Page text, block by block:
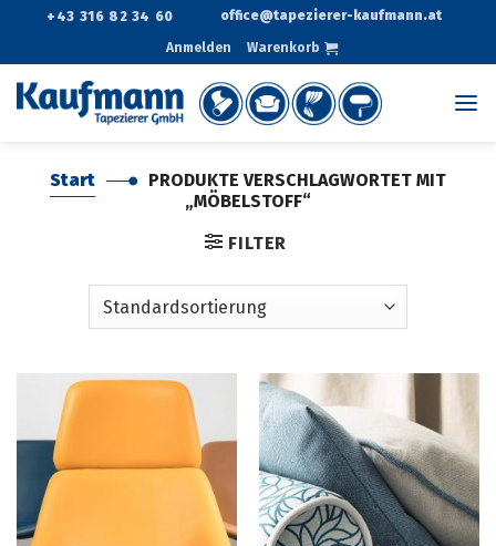
springen
+43 316 82 34 60 office@tapezierer-kaufmann.at
Anmelden Warenkorb
Start
PRODUKTE VERSCHLAGWORTET MIT
„MÖBELSTOFF“
FILTER